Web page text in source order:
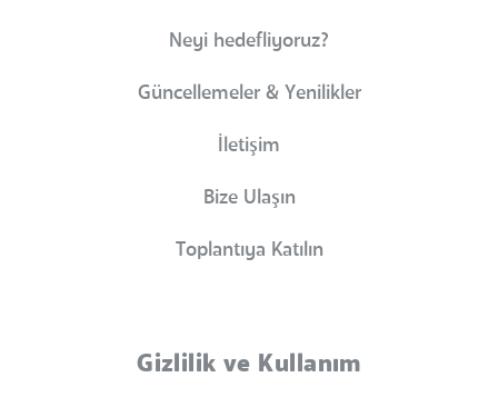
Neyi hedefliyoruz?
Güncellemeler & Yenilikler
İletişim
Bize Ulaşın
Toplantıya Katılın
Gizlilik ve Kullanım